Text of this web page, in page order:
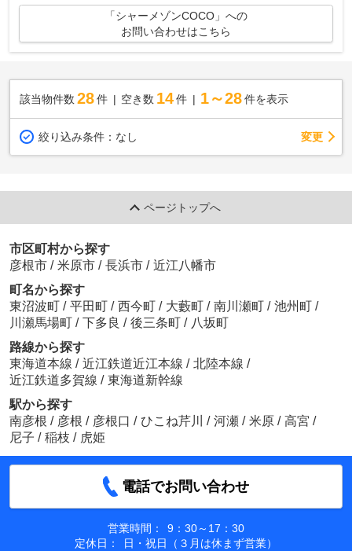
「シャーメゾンCOCO」への
お問い合わせはこちら
該当物件数 28件 空き数 14 件 1～28 件を表示
絞り込み条件： なし 変更
ページトップへ
市区町村から探す
彦根市 / 米原市 / 長浜市 / 近江八幡市
町名から探す
東沼波町 / 平田町 / 西今町 / 大藪町 / 南川瀬町 / 池州町 /
川瀬馬場町 / 下多良 / 後三条町 / 八坂町
路線から探す
東海道本線 / 近江鉄道近江本線 / 北陸本線 /
近江鉄道多賀線 / 東海道新幹線
駅から探す
南彦根 / 彦根 / 彦根口 / ひこね芹川 / 河瀬 / 米原 / 高宮 /
尼子 / 稲枝 / 虎姫
電話でお問い合わせ
営業時間：
9：30～17：30
定休日：
日・祝日（３月は休まず営業）